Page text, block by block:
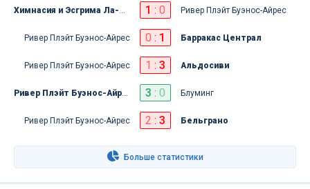
Химнасия и Эсгрима Ла-Плата 1 : 0 Ривер Плэйт Буэнос-Айрес
Ривер Плэйт Буэнос-Айрес 0 : 1 Барракас Централ
Ривер Плэйт Буэнос-Айрес 1 : 3 Альдосиви
Ривер Плэйт Буэнос-Айрес 3 : 0 Блуминг
Ривер Плэйт Буэнос-Айрес 2 : 3 Бельграно
Больше статистики